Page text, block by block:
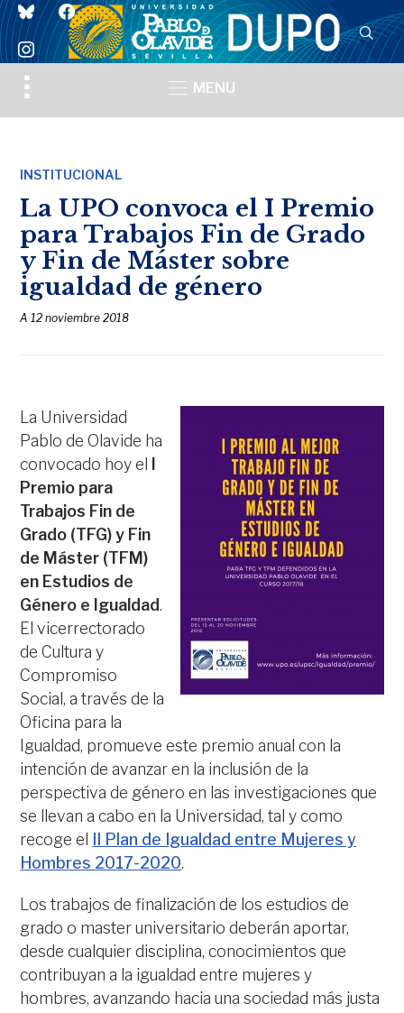
blueskyfacebook
instagram
Toggle
sidebar
MENU
INSTITUCIONAL
La UPO convoca el I Premio
para Trabajos Fin de Grado
y Fin de Máster sobre
igualdad de género
A12 noviembre 2018
La Universidad
Pablo de Olavide ha
convocado hoy el
Premio para
Trabajos Fin de
Grado (TFG) y Fin
de Máster (TFM)
en Estudios de
Género e Igualdad.
El vicerrectorado
de Cultura y
Compromiso
Social, a través de la
Oficina para la
Igualdad, promueve este premio anual con la
intención de avanzar en la inclusión de la
perspectiva de género en las investigaciones que
se llevan a cabo en la Universidad, tal y como
recoge el
II Plan de Igualdad entre Mujeres y
Hombres 2017-2020.
Los trabajos de finalización de los estudios de
grado o master universitario deberán aportar,
desde cualquier disciplina, conocimientos que
contribuyan a la igualdad entre mujeres y
hombres, avanzando hacia una sociedad más justa